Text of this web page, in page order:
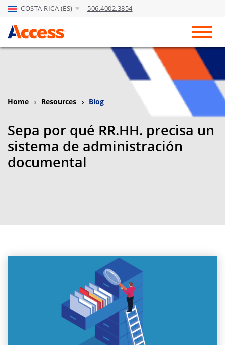
Skip to Main Content
COSTA RICA (ES) 506.4002.3854
Home Resources Blog
Sepa por qué RR.HH. precisa un
sistema de administración
documental